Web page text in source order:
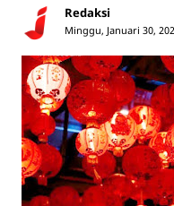
Redaksi
Minggu, Januari 30,